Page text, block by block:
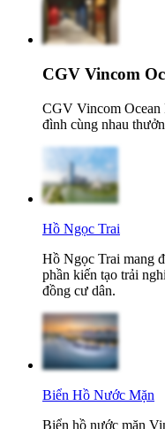
CGV Vincom
CGV Vincom Ocean
đình cùng nhau
Hồ Ngọc Trai
Hồ Ngọc Trai mang
phần kiến tạo trải
đồng cư dân.
Biển Hồ Nước Mặn
Biển hồ nước mặn